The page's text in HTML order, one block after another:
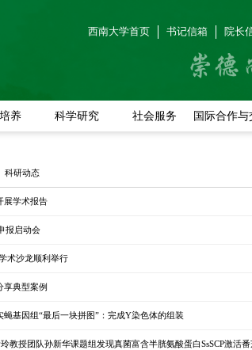
西南大学首页 书记信箱 院长
养 科学研究 社会服务 国际合作与
科研动态
展学术报告
报启动会
术沙龙顺利举行
享典型案例
基因组“最后一块拼图”：完成Y染色体的组装
教授团队孙新华课题组发现真菌富含半胱氨酸蛋白SsSCP激活番